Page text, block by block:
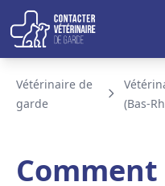
Aller au contenu
BLOG ET ACTUALITE
Vétérinaire de
garde
(Bas-